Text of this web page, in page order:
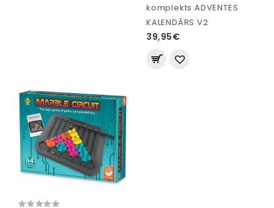
komplekts ADVENTES
KALENDĀRS V2
39,95€